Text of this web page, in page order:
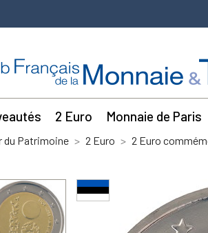
2 Euro Monnaie de Paris
du Patrimoine 2 Euro 2 Euro